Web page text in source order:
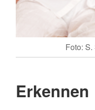
Foto:
Erkennen